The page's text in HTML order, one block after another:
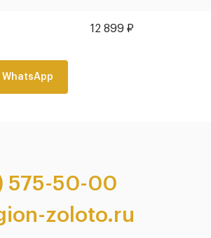
12 899 ₽
WhatsApp
575-50-00
zoloto.ru